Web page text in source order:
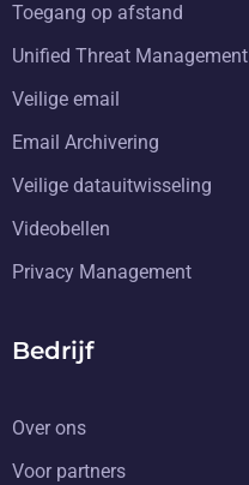
Toegang op afstand
Unified Threat Management
Veilige email
Email Archivering
Veilige datauitwisseling
Videobellen
Privacy Management
Bedrijf
Over ons
Voor partners